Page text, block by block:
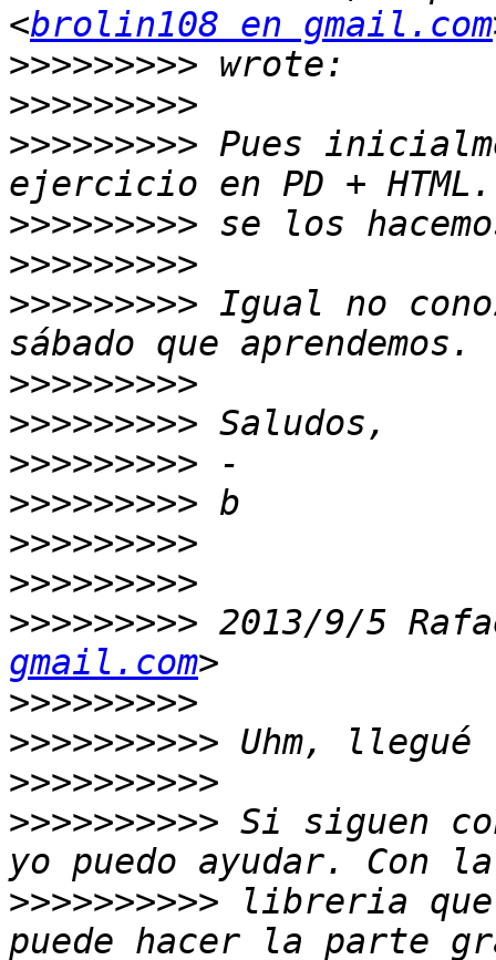
<brolin108 en gmail.com
>>>>>>>>>
>>>>>>>>>
>>>>>>>>> Pues
>>>>>>>>>
>>>>>>>>>
>>>>>>>>> Igual no
>>>>>>>>>
>>>>>>>>>
>>>>>>>>>
>>>>>>>>>
>>>>>>>>>
>>>>>>>>>
>>>>>>>>> 2013/9/5
gmail.com
>>>>>>>>>
>>>>>>>>>>
>>>>>>>>>>
>>>>>>>>>> Si siguen
>>>>>>>>>> libreria que